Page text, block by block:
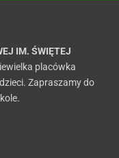
IM. ŚWIĘTEJ
placówka
Zapraszamy do